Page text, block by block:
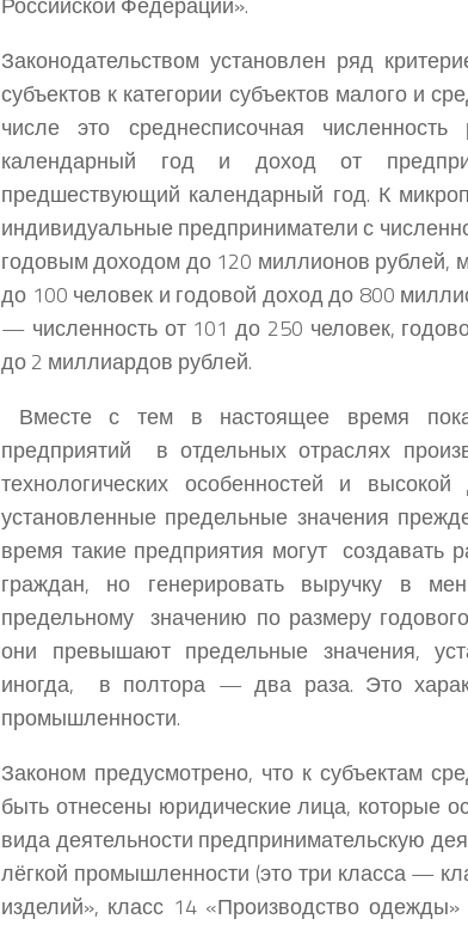
Законодательством установлен ряд
субъектов к категории субъектов малого и
числе это среднесписочная
календарный год и доход от
предшествующий календарный год. К
индивидуальные предприниматели с
годовым доходом до 120 миллионов рублей,
до 100 человек и годовой доход до 800
— численность от 101 до 250 человек,
до 2 миллиардов рублей.
Вместе с тем в настоящее время
предприятий в отдельных отраслях
технологических особенностей и
установленные предельные значения
время такие предприятия могут создавать
граждан, но генерировать выручку в
предельному значению по размеру
они превышают предельные значения,
иногда, в полтора — два раза. Это
промышленности.
Законом предусмотрено, что к субъектам
быть отнесены юридические лица, которые
вида деятельности предпринимательскую
лёгкой промышленности (это три класса —
изделий», класс 14 «Производство